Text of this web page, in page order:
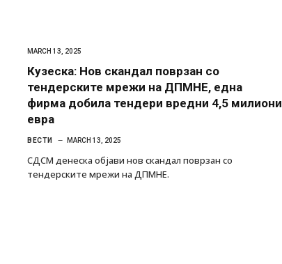
MARCH 13, 2025
Кузеска: Нов скандал поврзан со
тендерските мрежи на ДПМНЕ, една
фирма добила тендери вредни 4,5 милиони
евра
ВЕСТИ MARCH 13, 2025
СДСМ денеска објави нов скандал поврзан со
тендерските мрежи на ДПМНЕ.